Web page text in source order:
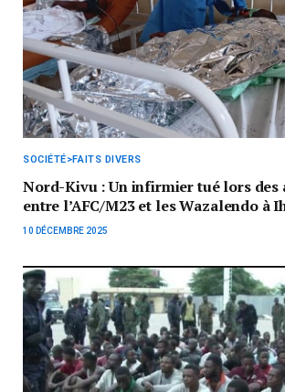
SOCIÉTÉ>FAITS DIVERS
Nord-Kivu : Un infirmier tué lors
entre l’AFC/M23 et les Wazalendo à
10 DÉCEMBRE 2025